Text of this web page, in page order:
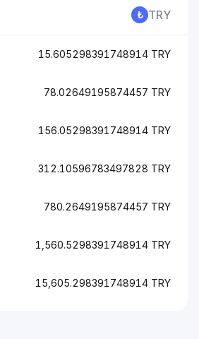
TRY
15.605298391748914 TRY
78.02649195874457 TRY
156.05298391748914 TRY
312.10596783497828 TRY
780.2649195874457 TRY
1,560.5298391748914 TRY
15,605.298391748914 TRY